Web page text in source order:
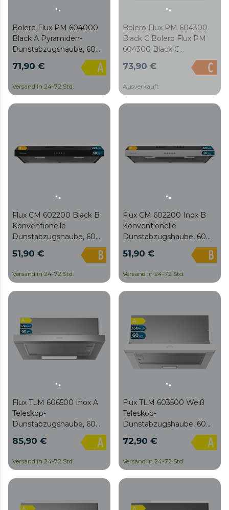
Bolero Flux PM 604000
Black A Pyramiden-
Dunstabzugshaube, 60
cm breit, Ausführung in
lackiertem Schwarz, DC-
Energieeffizienzklasse A,
400 m³/h, LED-
71,90 €
Versand in 24-72 Std.
Bolero Flux PM 604300
Black C Bolero Flux PM
604300 Black C
Dunstabzugshaube, 60
Absaugung 430m3/h,
Motor 105W, Klasse C,
73,90 €
Ausverkauft
Flux CM 602200 Black B
Konventionelle
Dunstabzugshaube, 60
cm breit, schwarz lackiert,
Saugleistung 220 m3/Std,
mechanische Steuerung,
3 Leistungsstufen und
51,90 €
Versand in 24-72 Std.
Flux CM 602200 Inox B
Konventionelle
Dunstabzugshaube, 60
cm breit, Ausführung in
Edelstahl, Absaugleistung
Klasse B, mechanische
Steuerung, 3
51,90 €
Versand in 24-72 Std.
Flux TLM 606500 Inox A
Teleskop-
Dunstabzugshaube, 60
cm breit, Ausführung in
Edelstahl, Saugleistung
Klasse A, mechanische
Steuerung, 2
85,90 €
Versand in 24-72 Std.
Flux TLM 603500 Weiß
Teleskop-
Dunstabzugshaube, 60
Ausführung, Saugleistung
Klasse A, mechanische
Steuerung, 2
72,90 €
Versand in 24-72 Std.